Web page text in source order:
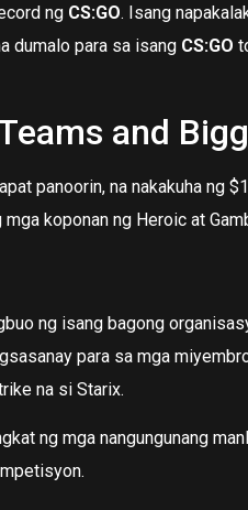
ng CS:GO. Isang
dumalo para sa isang CS:GO
and
panoorin, na nakakuha ng
koponan ng Heroic at
ng isang bagong
para sa mga
na si Starix.
ng mga nangungunang